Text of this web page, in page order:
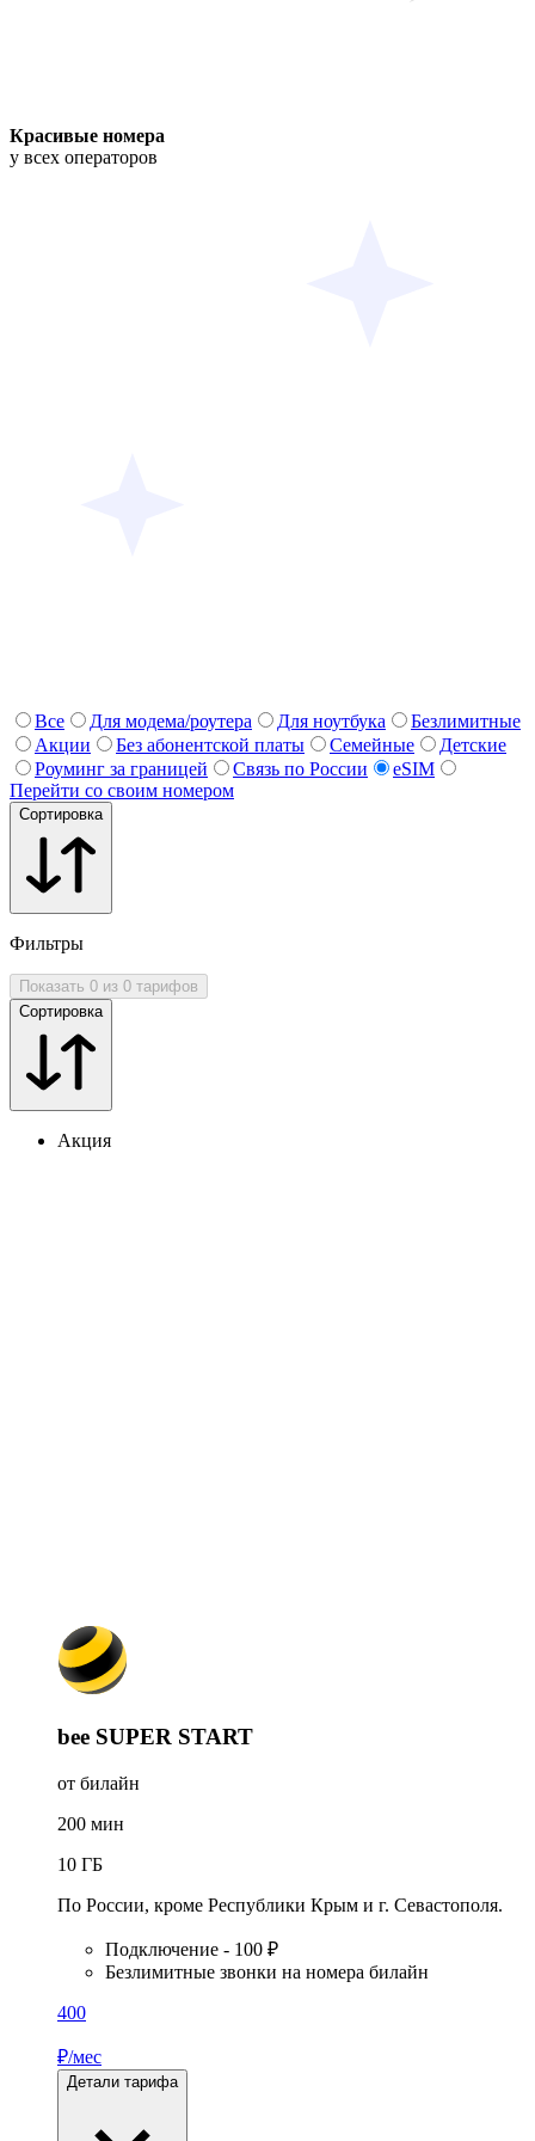
Красивые номера
у всех операторов
Все Для модема/роутера Для ноутбука
Безлимитные
Акции
Без абонентской платы Семейные
Детские
Роуминг за границей
Связь по России
eSIM
Перейти со своим номером
Сортировка
Фильтры
Показать 0 из 0 тарифов
Сортировка
Акция
bee SUPER START
от билайн
200 мин
10 ГБ
По России, кроме Республики Крым и г. Севастополя.
Подключение - 100 ₽
Безлимитные звонки на номера билайн
400
₽/мес
Детали тарифа